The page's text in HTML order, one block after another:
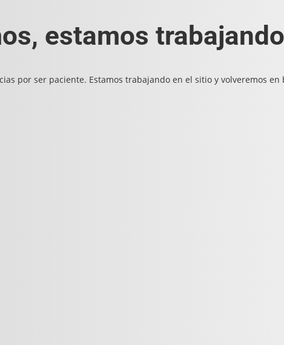
estamos
por ser paciente. Estamos trabajando en el sitio y volveremos en